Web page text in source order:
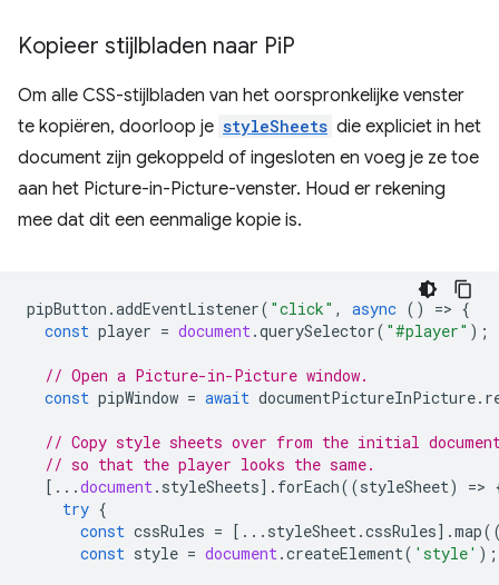
Kopieer stijlbladen naar PiP
Om alle CSS-stijlbladen van het oorspronkelijke venster
te kopiëren, doorloop je styleSheets die expliciet in het
document zijn gekoppeld of ingesloten en voeg je ze toe
aan het Picture-in-Picture-venster. Houd er rekening
mee dat dit een eenmalige kopie is.
pipButton .addEventListener( "click" , async () => {
const player = document .querySelector( "#player" );
// Open a Picture-in-Picture window.
const pipWindow = await documentPictureInPicture.
// Copy style sheets over from the initial
// so that the player looks the same.
[...document . styleSheets]. forEach((styleSheet) =>
try {
const cssRules = [... styleSheet .cssRules].map
const style = document .createElement( 'style' );